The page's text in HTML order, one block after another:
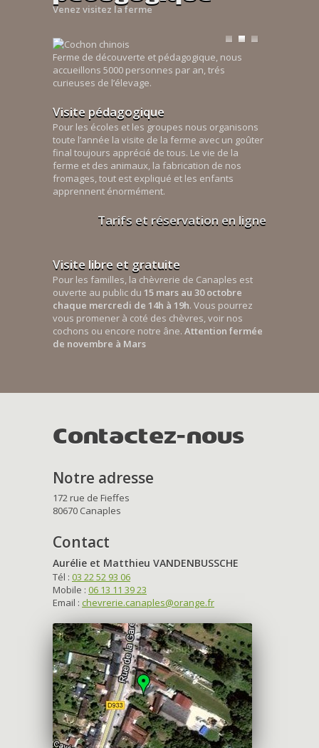
Venez visitez la ferme
Ferme de découverte et pédagogique, nous
accueillons 5000 personnes par an, trés
curieuses de l’élevage.
Visite pédagogique
Pour les écoles et les groupes nous organisons
toute l’année la visite de la ferme avec un goûter
final toujours apprécié de tous. Le vie de la
ferme et des animaux, la fabrication de nos
fromages, tout est expliqué et les enfants
apprennent énormément.
Tarifs et réservation en ligne
Visite libre et gratuite
Pour les familles, la chèvrerie de Canaples est
ouverte au public du 15 mars au 30 octobre
chaque mercredi de 14h à 19h. Vous pourrez
vous promener à coté des chèvres, voir nos
cochons ou encore notre âne. Attention fermée
de novembre à Mars
Contactez-nous
Notre adresse
172 rue de Fieffes
80670 Canaples
Contact
Aurélie et Matthieu VANDENBUSSCHE
Tél : 03 22 52 93 06
Mobile : 06 13 11 39 23
Email : chevrerie.canaples@orange.fr